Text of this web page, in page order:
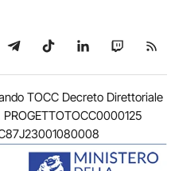
su WhatsApp
Seguici su Telegram
Seguici su TikTok
Seguici su
Seguici
TOCC Decreto Direttoriale